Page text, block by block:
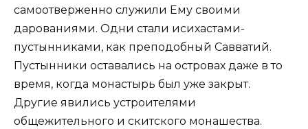
самоотверженно служили Ему своими
дарованиями. Одни стали исихастами-
пустынниками, как преподобный Савватий.
Пустынники оставались на островах даже в то
время, когда монастырь был уже закрыт.
Другие явились устроителями
общежительного и скитского монашества.